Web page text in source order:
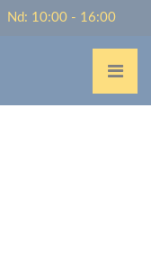
Nd: 10:00 - 16:00